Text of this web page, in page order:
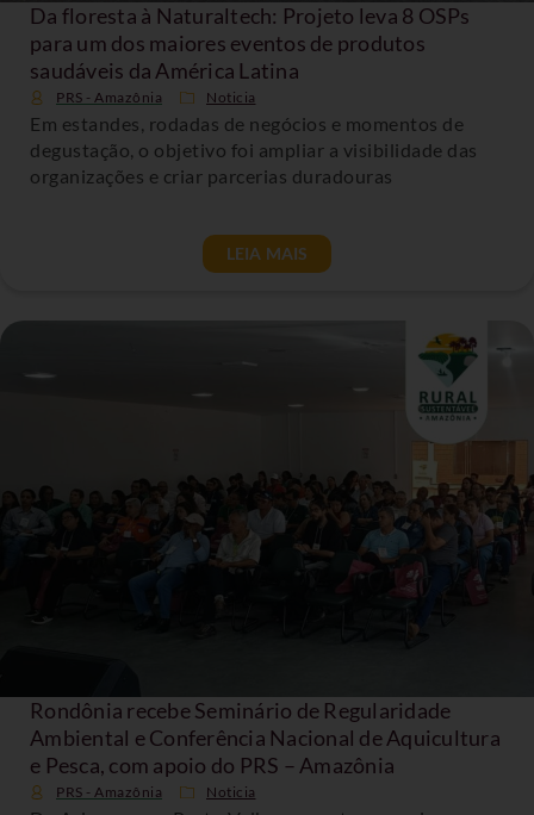
Da floresta à Naturaltech: Projeto leva 8 OSPs
para um dos maiores eventos de produtos
saudáveis da América Latina
PRS - Amazônia Noticia
Em estandes, rodadas de negócios e momentos de
degustação, o objetivo foi ampliar a visibilidade das
organizações e criar parcerias duradouras
LEIA MAIS
Rondônia recebe Seminário de Regularidade
Ambiental e Conferência Nacional de Aquicultura
e Pesca, com apoio do PRS – Amazônia
PRS - Amazônia Noticia